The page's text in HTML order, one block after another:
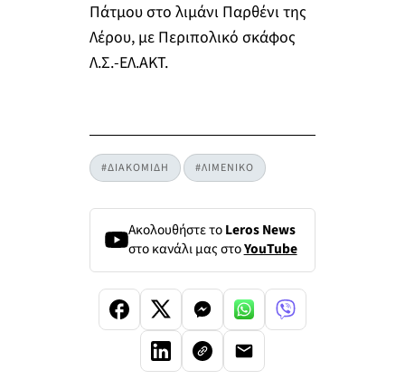
Πάτμου στο λιμάνι Παρθένι της
Λέρου, με Περιπολικό σκάφος
Λ.Σ.-ΕΛ.ΑΚΤ.
#ΔΙΑΚΟΜΙΔΗ #ΛΙΜΕΝΙΚΟ
Ακολουθήστε τοLeros News
στο κανάλι μας στοYouTube